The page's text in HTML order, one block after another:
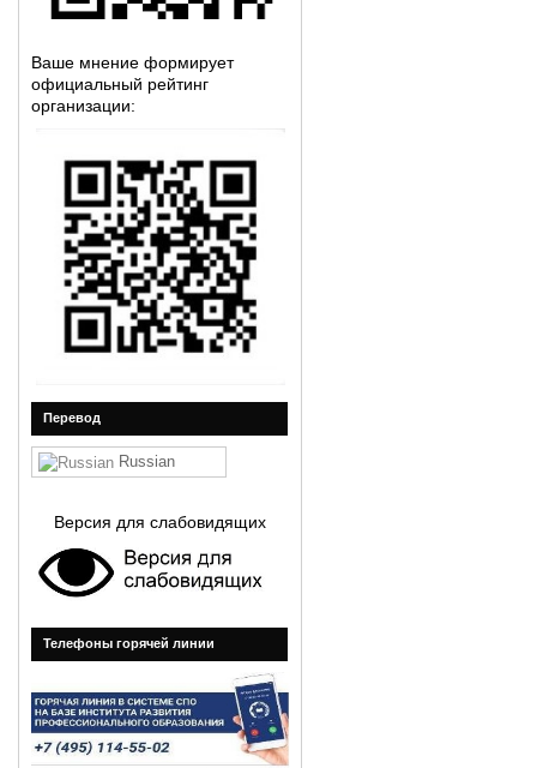
Ваше мнение формирует
официальный рейтинг
организации:
Перевод
Russian
Версия для слабовидящих
Телефоны горячей линии